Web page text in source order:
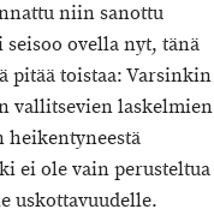
niin sanottu
ovella nyt, tänä
pitää toistaa: Varsinkin
vallitsevien laskelmien
heikentyneestä
ei ole vain perusteltua
uskottavuudelle.